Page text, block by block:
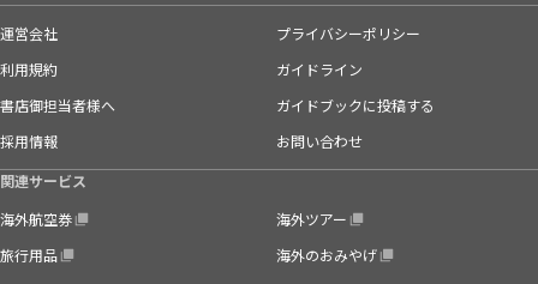
運営会社
プライバシーポリシー
利用規約
ガイドライン
書店御担当者様へ
ガイドブックに投稿する
採用情報
お問い合わせ
関連サービス
海外航空券
海外ツアー
旅行用品
海外のおみやげ